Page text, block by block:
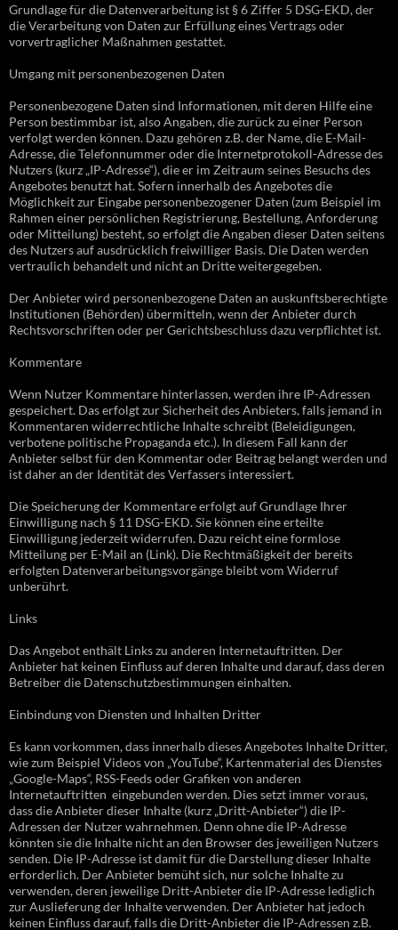
Grundlage für die Datenverarbeitung ist § 6 Ziffer 5 DSG-EKD, der
die Verarbeitung von Daten zur Erfüllung eines Vertrags oder
vorvertraglicher Maßnahmen gestattet.
Umgang mit personenbezogenen Daten
Personenbezogene Daten sind Informationen, mit deren Hilfe eine
Person bestimmbar ist, also Angaben, die zurück zu einer Person
verfolgt werden können. Dazu gehören z.B. der Name, die E-Mail-
Adresse, die Telefonnummer oder die Internetprotokoll-Adresse des
Nutzers (kurz „IP-Adresse“), die er im Zeitraum seines Besuchs des
Angebotes benutzt hat. Sofern innerhalb des Angebotes die
Möglichkeit zur Eingabe personenbezogener Daten (zum Beispiel im
Rahmen einer persönlichen Registrierung, Bestellung, Anforderung
oder Mitteilung) besteht, so erfolgt die Angaben dieser Daten seitens
des Nutzers auf ausdrücklich freiwilliger Basis. Die Daten werden
vertraulich behandelt und nicht an Dritte weitergegeben.
Der Anbieter wird personenbezogene Daten an auskunftsberechtigte
Institutionen (Behörden) übermitteln, wenn der Anbieter durch
Rechtsvorschriften oder per Gerichtsbeschluss dazu verpflichtet ist.
Kommentare
Wenn Nutzer Kommentare hinterlassen, werden ihre IP-Adressen
gespeichert. Das erfolgt zur Sicherheit des Anbieters, falls jemand in
Kommentaren widerrechtliche Inhalte schreibt (Beleidigungen,
verbotene politische Propaganda etc.). In diesem Fall kann der
Anbieter selbst für den Kommentar oder Beitrag belangt werden und
ist daher an der Identität des Verfassers interessiert.
Die Speicherung der Kommentare erfolgt auf Grundlage Ihrer
Einwilligung nach § 11 DSG-EKD. Sie können eine erteilte
Einwilligung jederzeit widerrufen. Dazu reicht eine formlose
Mitteilung per E-Mail an (Link). Die Rechtmäßigkeit der bereits
erfolgten Datenverarbeitungsvorgänge bleibt vom Widerruf
unberührt.
Links
Das Angebot enthält Links zu anderen Internetauftritten. Der
Anbieter hat keinen Einfluss auf deren Inhalte und darauf, dass deren
Betreiber die Datenschutzbestimmungen einhalten.
Einbindung von Diensten und Inhalten Dritter
Es kann vorkommen, dass innerhalb dieses Angebotes Inhalte Dritter,
wie zum Beispiel Videos von „YouTube“, Kartenmaterial des Dienstes
„Google-Maps“, RSS-Feeds oder Grafiken von anderen
Internetauftritten eingebunden werden. Dies setzt immer voraus,
dass die Anbieter dieser Inhalte (kurz „Dritt-Anbieter“) die IP-
Adressen der Nutzer wahrnehmen. Denn ohne die IP-Adresse
könnten sie die Inhalte nicht an den Browser des jeweiligen Nutzers
senden. Die IP-Adresse ist damit für die Darstellung dieser Inhalte
erforderlich. Der Anbieter bemüht sich, nur solche Inhalte zu
verwenden, deren jeweilige Dritt-Anbieter die IP-Adresse lediglich
zur Auslieferung der Inhalte verwenden. Der Anbieter hat jedoch
keinen Einfluss darauf, falls die Dritt-Anbieter die IP-Adressen z.B.